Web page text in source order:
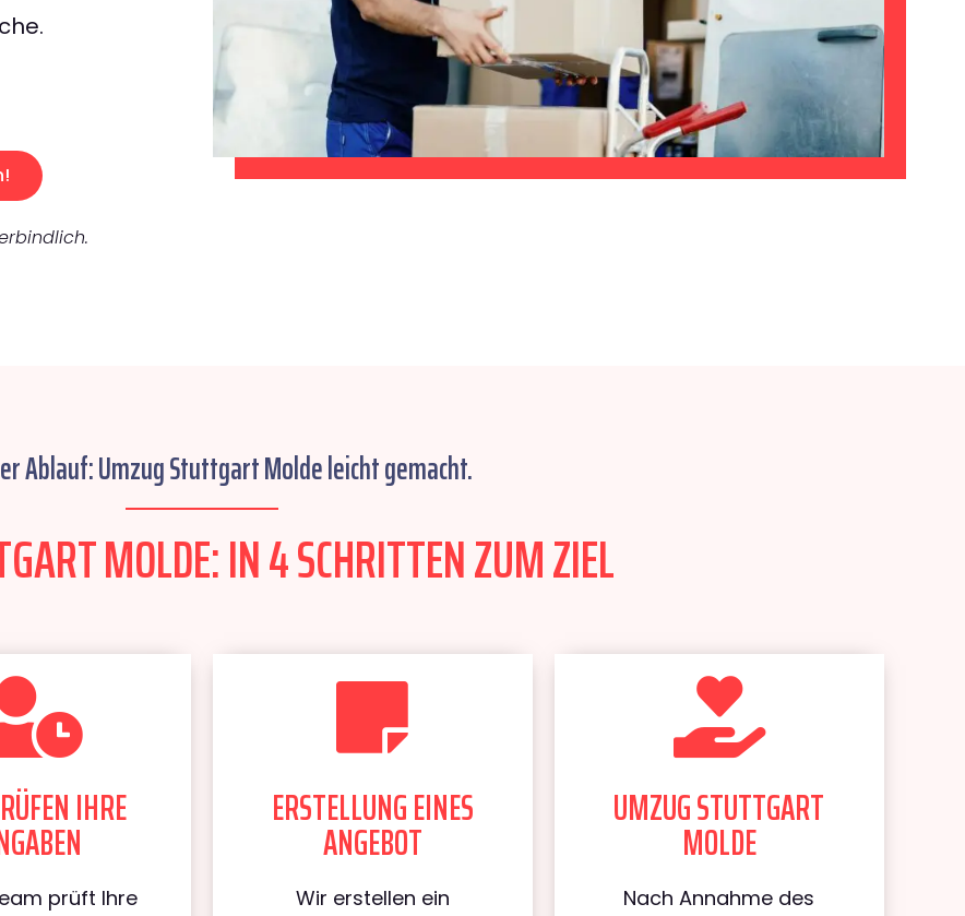
Ablauf: Umzug Stuttgart Molde leicht gemacht.
MOLDE: IN 4 SCHRITTEN ZUM ZIEL
IHRE
prüft Ihre
ERSTELLUNG EINES
ANGEBOT
Wir erstellen ein
UMZUG STUTTGART
MOLDE
Nach Annahme des